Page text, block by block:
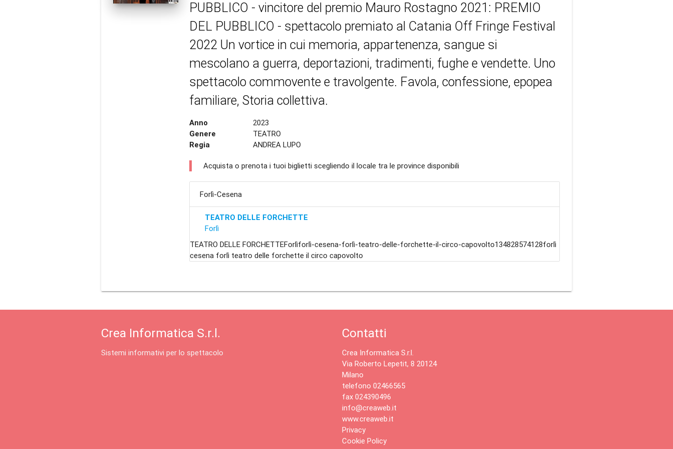
PUBBLICO - vincitore del premio Mauro Rostagno 2021: PREMIO
DEL PUBBLICO - spettacolo premiato al Catania Off Fringe Festival
2022 Un vortice in cui memoria, appartenenza, sangue si
mescolano a guerra, deportazioni, tradimenti, fughe e vendette. Uno
spettacolo commovente e travolgente. Favola, confessione, epopea
familiare, Storia collettiva.
Anno
2023
Genere
TEATRO
Regia
ANDREA LUPO
Acquista o prenota i tuoi biglietti scegliendo il locale tra le province disponibili
Forlì-Cesena
TEATRO DELLE FORCHETTE
Forlì
TEATRO DELLE FORCHETTEForlìforlì-cesena-forlì-teatro-delle-forchette-il-circo-capovolto134828574128forlì
cesena forlì teatro delle forchette il circo capovolto
Crea Informatica S.r.l.
Sistemi informativi per lo spettacolo
Contatti
Crea Informatica S.r.l.
Via Roberto Lepetit, 8 20124
Milano
telefono 02466565
fax 024390496
info@creaweb.it
www.creaweb.it
Privacy
Cookie Policy